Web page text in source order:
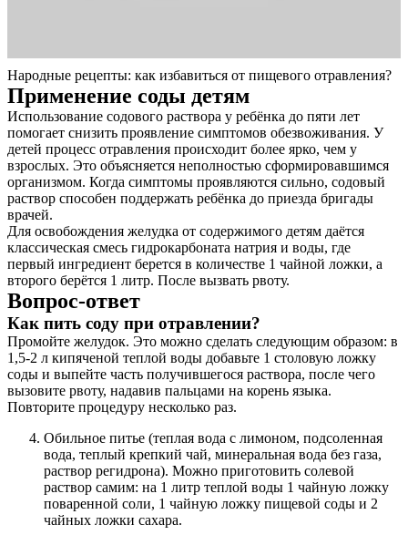
Народные рецепты: как избавиться от пищевого отравления?
Применение соды детям
Использование содового раствора у ребёнка до пяти лет
помогает снизить проявление симптомов обезвоживания. У
детей процесс отравления происходит более ярко, чем у
взрослых. Это объясняется неполностью сформировавшимся
организмом. Когда симптомы проявляются сильно, содовый
раствор способен поддержать ребёнка до приезда бригады
врачей.
Для освобождения желудка от содержимого детям даётся
классическая смесь гидрокарбоната натрия и воды, где
первый ингредиент берется в количестве 1 чайной ложки, а
второго берётся 1 литр. После вызвать рвоту.
Вопрос-ответ
Как пить соду при отравлении?
Промойте желудок. Это можно сделать следующим образом: в
1,5-2 л кипяченой теплой воды добавьте 1 столовую ложку
соды и выпейте часть получившегося раствора, после чего
вызовите рвоту, надавив пальцами на корень языка.
Повторите процедуру несколько раз.
Обильное питье (теплая вода с лимоном, подсоленная
вода, теплый крепкий чай, минеральная вода без газа,
раствор регидрона). Можно приготовить солевой
раствор самим: на 1 литр теплой воды 1 чайную ложку
поваренной соли, 1 чайную ложку пищевой соды и 2
чайных ложки сахара.